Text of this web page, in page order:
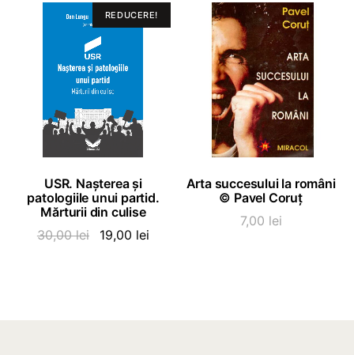
fost:
330,00 lei.
REDUCERE!
ADAUGĂ ÎN COȘ
USR. Nașterea și
patologiile unui partid.
Mărturii din culise
30,00lei
Prețul
19,00 leiPrețul
ADAUGĂ ÎN COȘ
Arta succesului la români
© Pavel Coruț
7,00 lei